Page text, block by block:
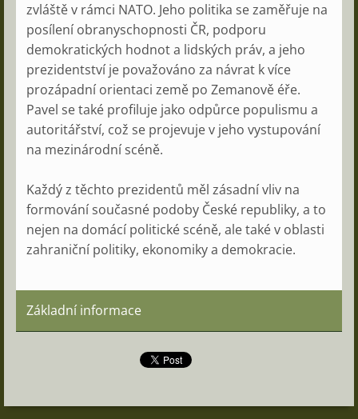
zvláště v rámci NATO. Jeho politika se zaměřuje na
posílení obranyschopnosti ČR, podporu
demokratických hodnot a lidských práv, a jeho
prezidentství je považováno za návrat k více
prozápadní orientaci země po Zemanově éře.
Pavel se také profiluje jako odpůrce populismu a
autoritářství, což se projevuje v jeho vystupování
na mezinárodní scéně.
Každý z těchto prezidentů měl zásadní vliv na
formování současné podoby České republiky, a to
nejen na domácí politické scéně, ale také v oblasti
zahraniční politiky, ekonomiky a demokracie.
Základní informace